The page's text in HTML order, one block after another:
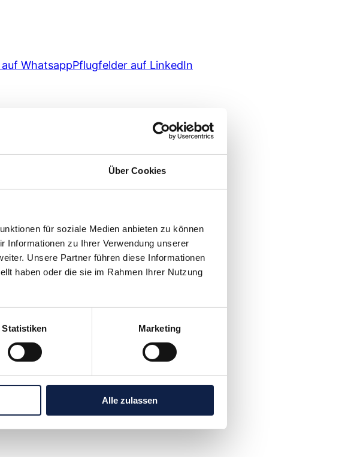
Über Cookies
für soziale Medien anbieten zu können
Informationen zu Ihrer Verwendung unserer
Unsere Partner führen diese Informationen
haben oder die sie im Rahmen Ihrer Nutzung
Statistiken Marketing
Alle zulassen
WhatsappPflugfelder auf LinkedIn